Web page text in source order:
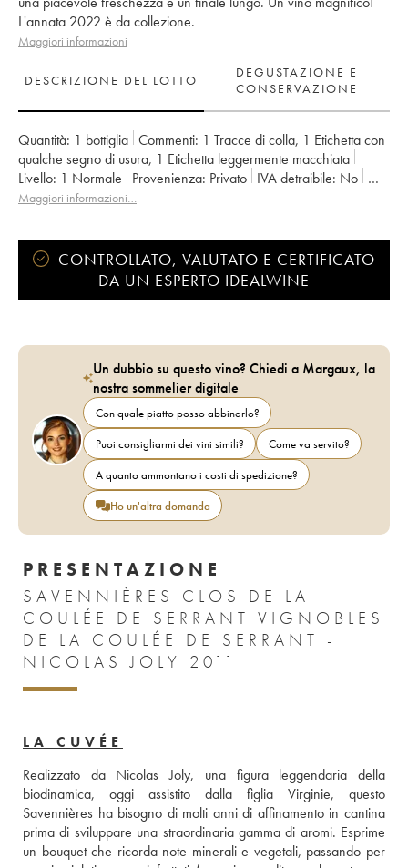
L'annata 2022 è da collezione.
Maggiori informazioni
DESCRIZIONE DEL LOTTO
DEGUSTAZIONE E
CONSERVAZIONE
Quantità: 1 bottiglia Commenti: 1 Tracce di colla, 1 Etichetta con
qualche segno di usura, 1 Etichetta leggermente macchiata
Livello: 1 Normale Provenienza: privato IVA detraibile:
no
Regione:
Valle della Loira
Maggiori informazioni…
CONTROLLATO, VALUTATO E CERTIFICATO
DA UN ESPERTO IDEALWINE
Un dubbio su questo vino? Chiedi a Margaux, la
nostra sommelier digitale
Con quale piatto posso abbinarlo?
Puoi consigliarmi dei vini simili?
Come va servito?
A quanto ammontano i costi di spedizione?
Ho un'altra domanda
PRESENTAZIONE
SAVENNIÈRES CLOS DE LA
COULÉE DE SERRANT VIGNOBLES
DE LA COULÉE DE SERRANT -
NICOLAS JOLY 2011
LA CUVÉE
Realizzato da Nicolas Joly, una figura leggendaria della
biodinamica, oggi assistito dalla figlia Virginie, questo
Savennières ha bisogno di molti anni di affinamento in cantina
prima di sviluppare una straordinaria gamma di aromi. Esprime
un bouquet che ricorda note minerali e vegetali, passando per